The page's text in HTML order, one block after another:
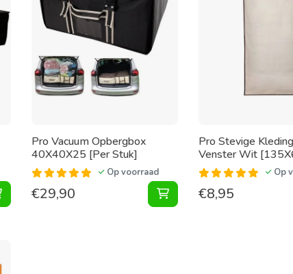
Vacuum Opbergbox 70X47X19 [Per Stuk] toevoegen aan
Pro Vacuum Opbergbox
40X40X25 [Per Stuk]
Op voorraad
€29,90 Vacuum Opbergbox
Pro Stevige
Venster Wit
Op
€8,95